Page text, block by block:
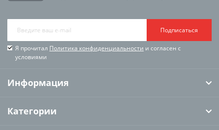
Подписаться
Я прочитал Политика конфиденциальности и согласен с
условиями
Информация
Категории